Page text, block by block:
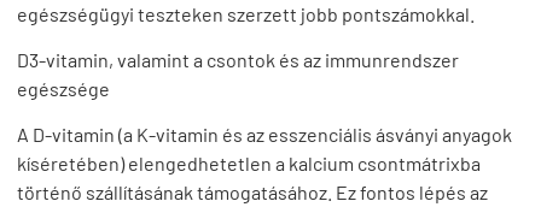
egészségügyi teszteken szerzett jobb pontszámokkal.
D3-vitamin, valamint a csontok és az immunrendszer
egészsége
A D-vitamin (a K-vitamin és az esszenciális ásványi anyagok
kíséretében) elengedhetetlen a kalcium csontmátrixba
történő szállításának támogatásához. Ez fontos lépés az